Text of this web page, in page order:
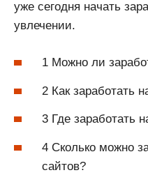
уже сегодня начать
увлечении.
1 Можно ли
2 Как заработать
3 Где заработать
4 Сколько можно
сайтов?